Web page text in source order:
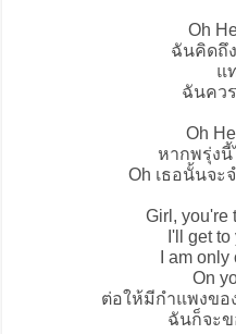
Oh
ฉันคิดถึ
แ
ฉันคว
Oh
หากพรุ่ง
Oh เธอนั้นจะ
Girl, you're
I'll get
I am
On
ต่อให้มีกำแพงขอ
ฉันก็จะ